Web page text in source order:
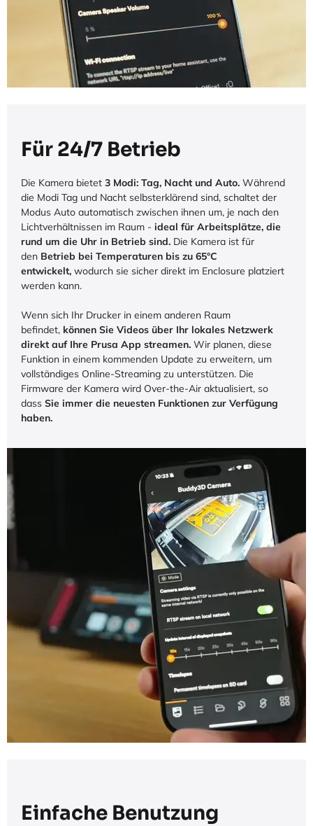
Für 24/7 Betrieb
Die Kamera bietet 3 Modi: Tag, Nacht und Auto. Während
die Modi Tag und Nacht selbsterklärend sind, schaltet der
Modus Auto automatisch zwischen ihnen um, je nach den
Lichtverhältnissen im Raum - ideal für Arbeitsplätze, die
rund um die Uhr in Betrieb sind. Die Kamera ist für
den Betrieb bei Temperaturen bis zu 65°C
entwickelt, wodurch sie sicher direkt im Enclosure platziert
werden kann.
Wenn sich Ihr Drucker in einem anderen Raum
befindet, können Sie Videos über Ihr lokales Netzwerk
direkt auf Ihre Prusa App streamen. Wir planen, diese
Funktion in einem kommenden Update zu erweitern, um
vollständiges Online-Streaming zu unterstützen. Die
Firmware der Kamera wird Over-the-Air aktualisiert, so
dass Sie immer die neuesten Funktionen zur Verfügung
haben.
Einfache Benutzung